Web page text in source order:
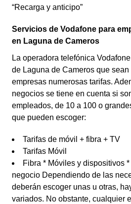
“Recarga y anticipo”
Servicios de Vodafone para
en Laguna de Cameros
La operadora telefónica
de Laguna de Cameros que
empresas numerosas tarifas.
negocios se tiene en cuenta si
empleados, de 10 a 100 o
que pueden escoger:
Tarifas de móvil + fibra + TV
Tarifas Móvil
Fibra * Móviles y dispositivos
negocio Dependiendo de las
deberán escoger unas u otras,
variados. No obstante, cualquier